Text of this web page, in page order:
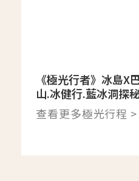
《極光行者》冰島X
山.冰健行.藍冰洞探
查看更多極光行程 >